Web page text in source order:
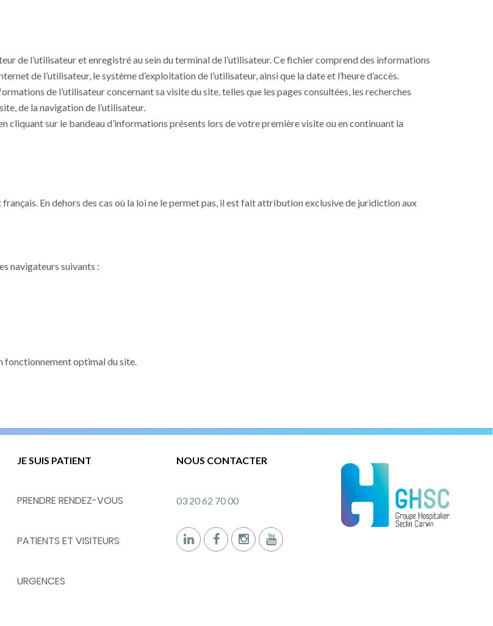
de l’utilisateur et enregistré au sein du terminal de l’utilisateur. Ce fichier comprend des informations
de l’utilisateur, le système d’exploitation de l’utilisateur, ainsi que la date et l’heure d’accès.
de l’utilisateur concernant sa visite du site, telles que les pages consultées, les recherches
de la navigation de l’utilisateur.
sur le bandeau d’informations présents lors de votre première visite ou en continuant la
En dehors des cas où la loi ne le permet pas, il est fait attribution exclusive de juridiction aux
navigateurs suivants :
fonctionnement optimal du site.
JE SUIS PATIENT
PRENDRE RENDEZ-VOUS
PATIENTS ET VISITEURS
URGENCES
NOUS CONTACTER
03 20 62 70 00